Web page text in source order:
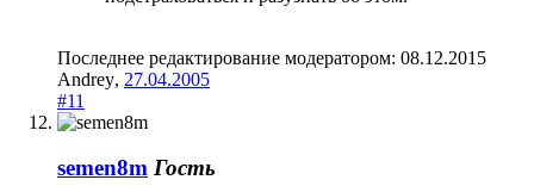
Последнее редактирование модератором: 08.12.2015
Andrey, 27.04.2005
#11
semen8m Гость